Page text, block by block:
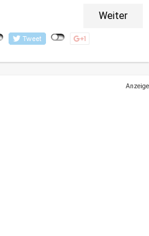
Weiter
Anzeige